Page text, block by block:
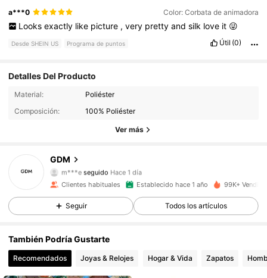
a***0 Color: Corbata de animadora
Looks exactly like picture , very pretty and silk love it 😜
Desde SHEIN US Programa de puntos Útil (0)
Detalles Del Producto
Material:
Poliéster
Composición:
100% Poliéster
Ver más
GDM
6K Seguidores
m***eseguido Hace 1 día
4.88
6K Seguidores
6K Seguidores
4.88 6K Seguidores
Clientes habituales Establecido hace 1 año 99K+
Seguir Todos los artículos
También Podría Gustarte
Recomendados Joyas & Relojes Hogar & Vida Zapatos